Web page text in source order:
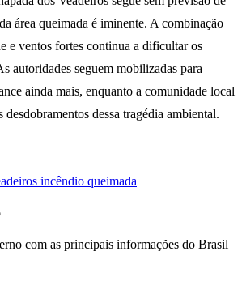
área queimada é iminente. A combinação
e ventos fortes continua a dificultar os
autoridades seguem mobilizadas para
ainda mais, enquanto a comunidade local
desdobramentos dessa tragédia ambiental.
incêndio queimada
com as principais informações do Brasil